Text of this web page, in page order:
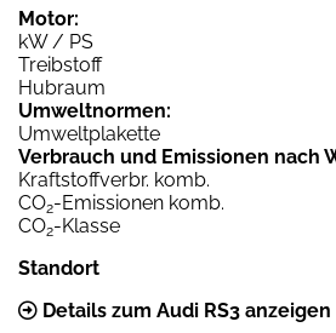
Motor:
kW / PS
Treibstoff
Hubraum
Umweltnormen:
Umweltplakette
Verbrauch und Emissionen nach
Kraftstoffverbr. komb.
CO2-Emissionen komb.
CO2-Klasse
Standort
Details zum Audi RS3 anzeigen